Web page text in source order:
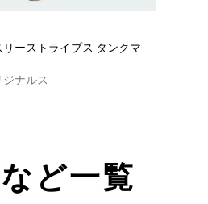
リーストライプス タンクマ
ジナルス
ど一覧